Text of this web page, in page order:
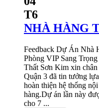
T6
NHÀ HÀNG
Feedback Dự Án Nhà
Phòng VIP Sang
Thất Sơn Kim xin
Quận 3 đã tin tưởng
hoàn thiện hệ thống
hàng.Dự án lần này
cho 7 ...